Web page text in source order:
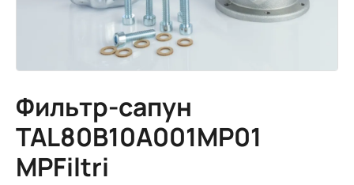
Фильтр-сапун
TAL80B10A001MP01
MPFiltri